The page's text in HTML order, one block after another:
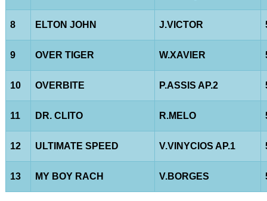
8 ELTON JOHN J.VICTOR
9 OVER TIGER W.XAVIER
10 OVERBITE P.ASSIS AP.2
11 DR. CLITO R.MELO
12 ULTIMATE SPEED V.VINYCIOS AP.1
13 MY BOY RACH V.BORGES